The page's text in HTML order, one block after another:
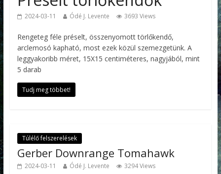
2024-03-11 Ódé J. Levente 3693 Views
Rengeteg féle préselt, összenyomott törlőkendő,
arclemosó kapható, most ezek közül szemezgetünk. A
leggyakoribb méret, 15X15 centiméteres, nagyjából, mint
5 darab
Tudj meg többet!
Túlélő felszerelések
Gerber Downrange Tomahawk
2024-03-11 Ódé J. Levente 3294 Views